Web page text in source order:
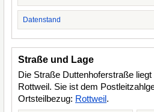
Datenstand
Straße und Lage
Die Straße Duttenhoferstraße liegt
Rottweil. Sie ist dem
Ortsteilbezug: Rottweil.